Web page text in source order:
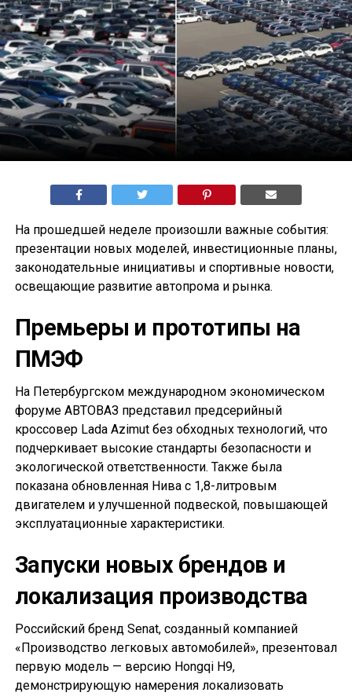
На прошедшей неделе произошли важные события:
презентации новых моделей, инвестиционные планы,
законодательные инициативы и спортивные новости,
освещающие развитие автопрома и рынка.
Премьеры и прототипы на
ПМЭФ
На Петербургском международном экономическом
форуме АВТОВАЗ представил предсерийный
кроссовер Lada Azimut без обходных технологий, что
подчеркивает высокие стандарты безопасности и
экологической ответственности. Также была
показана обновленная Нива с 1,8-литровым
двигателем и улучшенной подвеской, повышающей
эксплуатационные характеристики.
Запуски новых брендов и
локализация производства
Российский бренд Senat, созданный компанией
«Производство легковых автомобилей», презентовал
первую модель — версию Hongqi H9,
демонстрирующую намерения локализовать